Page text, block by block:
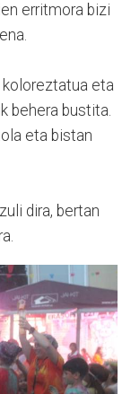
erritmora bizi
koloreztatua eta
behera bustita.
eta bistan
dira, bertan